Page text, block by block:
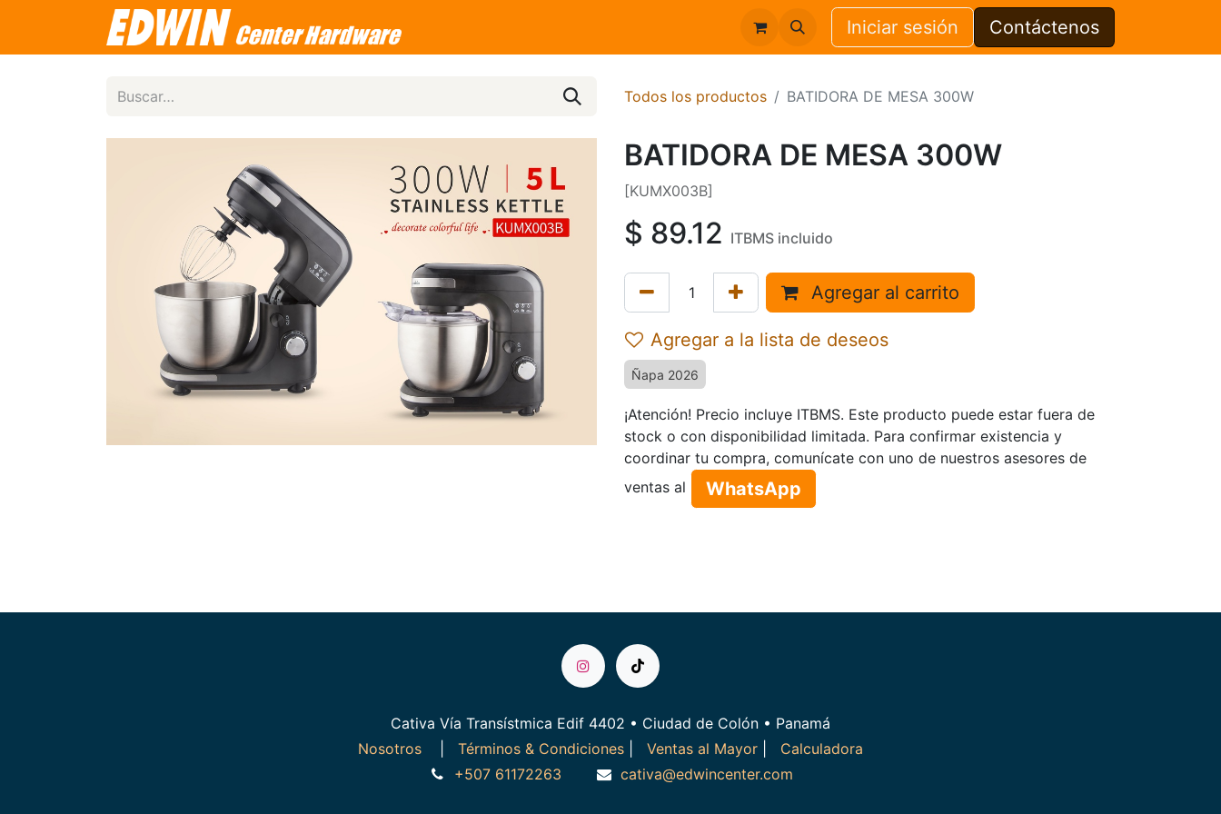
Iniciar sesión Contáctenos
Todos los productos BATIDORA DE MESA 300W
BATIDORA DE MESA 300W
[KUMX003B]
$ 89.12 ITBMS incluido
Agregar al carrito
Agregar a la lista de deseos
Ñapa 2026
¡Atención! Precio incluye ITBMS. Este producto puede estar fuera de
stock o con disponibilidad limitada. Para confirmar existencia y
coordinar tu compra, comunícate con uno de nuestros asesores de
ventas al
WhatsApp​​​​
Cativa Vía Transístmica Edif 4402 • Ciudad de Colón • Panamá
Nosotros
Términos & Condiciones Ventas al Mayor
Calculadora
+507 61172263
cativa@edwincenter.com